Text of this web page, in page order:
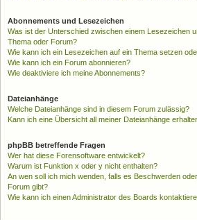
Abonnements und Lesezeichen
Was ist der Unterschied zwischen einem Lesezeichen
Thema oder Forum?
Wie kann ich ein Lesezeichen auf ein Thema setzen
Wie kann ich ein Forum abonnieren?
Wie deaktiviere ich meine Abonnements?
Dateianhänge
Welche Dateianhänge sind in diesem Forum zulässig?
Kann ich eine Übersicht all meiner Dateianhänge
phpBB betreffende Fragen
Wer hat diese Forensoftware entwickelt?
Warum ist Funktion x oder y nicht enthalten?
An wen soll ich mich wenden, falls es Beschwerden
Forum gibt?
Wie kann ich einen Administrator des Boards